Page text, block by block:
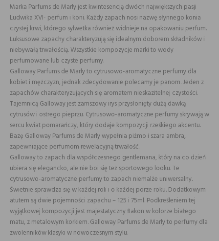
Marka Parfums de Marly jest kwintesencją dwóch największych pasji
Ludwika XVI- perfum i koni. Każdy zapach nosi nazwę słynnego konia
czystej krwi, którego sylwetka również widnieje na opakowaniu perfum.
Luksusowe zapachy charakteryzują się idealnym doborem składników i
niebywałą trwałością. Wszystkie kompozycje marki to wody
perfumowane lub czyste perfumy.
Galloway Parfums de Marly to cytrusowo-aromatyczne perfumy dla
kobiet i mężczyzn, jednak zdecydowanie polecamy je panom. Jeden z
zapachów charakteryzujących się aromatem nieskazitelnej czystości.
Tajemnicą Galloway jest zamszowy irys przysłonięty dużą dawką
cytrusów i ostrego pieprzu. Cytrusowo-aromatyczne perfumy skrywają w
sercu kwiat pomarańczy, który dodaje kompozycji rześkiego akcentu.
Bazę Galloway Parfums de Marly wypełnia piżmo i szara ambra,
zapewniające perfumom rewelacyjną trwałość.
Galloway to zapach dla współczesnego gentlemana, który na co dzień
ubiera się elegancko, ale nie boi się też sportowego looku. Te
cytrusowo-aromatyczne perfumy to zapach niemalże uniwersalny.
Świetnie sprawdza się w każdej roli i o każdej porze roku. Dodatkowym
atutem są dwie pojemności zapachu – 125 i 75ml. Podkreśleniem tej
wyjątkowej kompozycji jest majestatyczny flakon w kolorze białego
matu, z metalowym korkiem. Galloway Parfums de Marly to perfumy dla
zwolenników klasyki w nowoczesnym stylu.